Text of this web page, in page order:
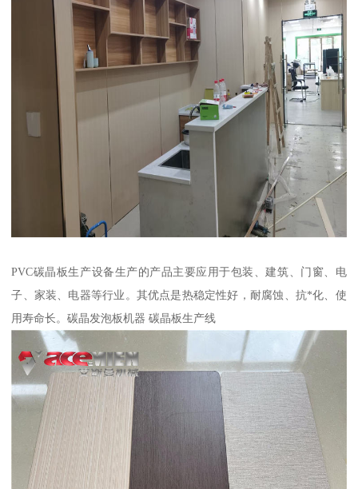
PVC碳晶板生产设备生产的产品主要应用于包装、建筑、门窗、电
子、家装、电器等行业。其优点是热稳定性好，耐腐蚀、抗*化、使
用寿命长。碳晶发泡板机器 碳晶板生产线